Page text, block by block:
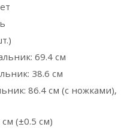
69.4 см
38.6 см
86.4 см (с ножками),
(±0.5 см)